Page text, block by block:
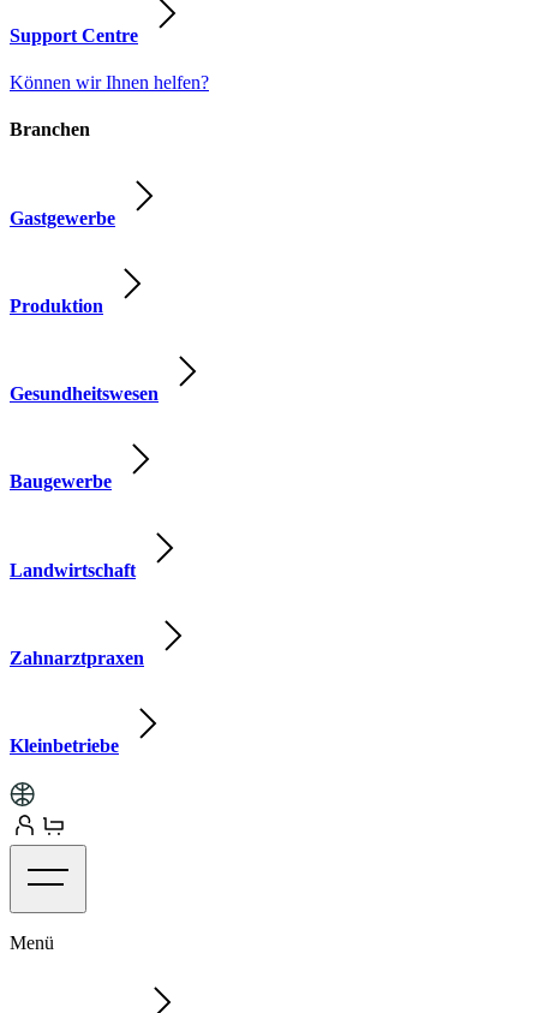
Support Centre
Können wir Ihnen helfen?
Branchen
Gastgewerbe
Produktion
Gesundheitswesen
Baugewerbe
Landwirtschaft
Zahnarztpraxen
Kleinbetriebe
Menü